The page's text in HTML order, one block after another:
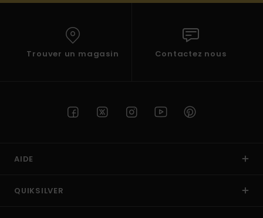
Trouver un magasin Contactez nous
AIDE
QUIKSILVER